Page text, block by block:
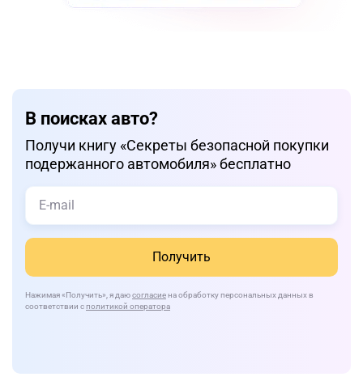
В поисках авто?
Получи книгу «Cекреты безопасной покупки
подержанного автомобиля» бесплатно
Получить
Нажимая «Получить» , я даюсогласиена обработку персональных данных в
соответствии сполитикой оператора